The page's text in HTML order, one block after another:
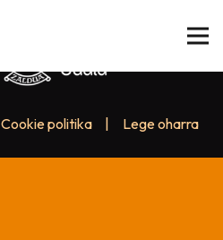
Cookie politika Lege oharra